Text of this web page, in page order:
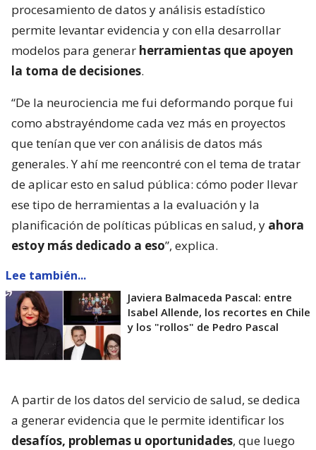
procesamiento de datos y análisis estadístico
permite levantar evidencia y con ella desarrollar
modelos para generar herramientas que apoyen
la toma de decisiones.
“De la neurociencia me fui deformando porque fui
como abstrayéndome cada vez más en proyectos
que tenían que ver con análisis de datos más
generales. Y ahí me reencontré con el tema de tratar
de aplicar esto en salud pública: cómo poder llevar
ese tipo de herramientas a la evaluación y la
planificación de políticas públicas en salud, y ahora
estoy más dedicado a eso”, explica.
Lee también...
Javiera Balmaceda Pascal: entre
Isabel Allende, los recortes en Chile
y los "rollos" de Pedro Pascal
A partir de los datos del servicio de salud, se dedica
a generar evidencia que le permite identificar los
desafíos, problemas u oportunidades, que luego